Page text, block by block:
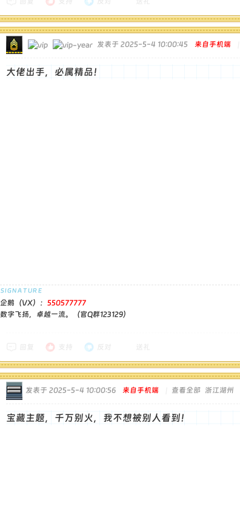
发表于 2025-5-4 10:00:45 来自手机端
大佬出手，必属精品！
企鹅（VX）： 550577777
数字飞扬，卓越一流。（官Q群123129）
发表于 2025-5-4 10:00:56 来自手机端 查看全部 浙江湖州
宝藏主题，千万别火，我不想被别人看到！